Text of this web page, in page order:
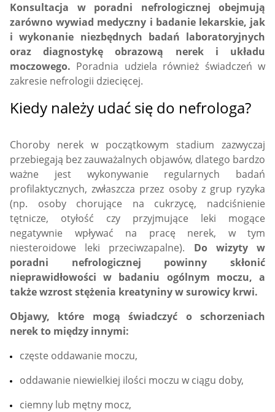
Konsultacja w poradni nefrologicznej obejmują
zarówno wywiad medyczny i badanie lekarskie, jak
i wykonanie niezbędnych badań laboratoryjnych
oraz diagnostykę obrazową nerek i układu
moczowego. Poradnia udziela również świadczeń w
zakresie nefrologii dziecięcej.
Kiedy należy udać się do nefrologa?
Choroby nerek w początkowym stadium zazwyczaj
przebiegają bez zauważalnych objawów, dlatego bardzo
ważne jest wykonywanie regularnych badań
profilaktycznych, zwłaszcza przez osoby z grup ryzyka
(np. osoby chorujące na cukrzycę, nadciśnienie
tętnicze, otyłość czy przyjmujące leki mogące
negatywnie wpływać na pracę nerek, w tym
niesteroidowe leki przeciwzapalne). Do wizyty w
poradni nefrologicznej powinny skłonić
nieprawidłowości w badaniu ogólnym moczu, a
także wzrost stężenia kreatyniny w surowicy krwi.
Objawy, które mogą świadczyć o schorzeniach
nerek to między innymi:
częste oddawanie moczu,
oddawanie niewielkiej ilości moczu w ciągu doby,
ciemny lub mętny mocz,